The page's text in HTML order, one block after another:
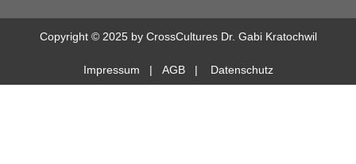
Copyright © 2025 by CrossCultures Dr. Gabi Kratochwil
Impressum | AGB| Datenschutz